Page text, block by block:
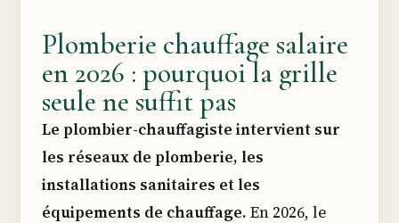
Plomberie chauffage salaire
en 2026 : pourquoi la grille
seule ne suffit pas
Le plombier-chauffagiste intervient sur
les réseaux de plomberie, les
installations sanitaires et les
équipements de chauffage. En 2026, le